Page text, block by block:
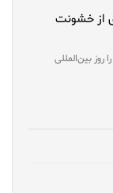
از خشونت
آذر را روز بین‌المللی